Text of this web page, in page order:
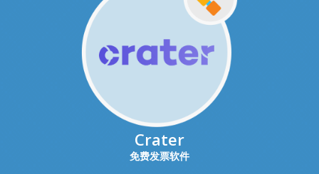
Crater
免费发票软件